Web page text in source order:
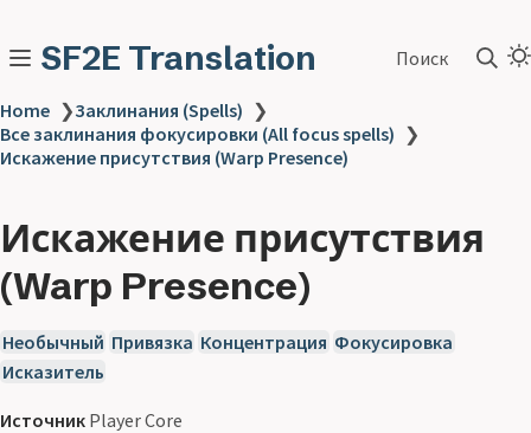
SF2E Translation Поиск
Home ❯Заклинания (Spells) ❯
Все заклинания фокусировки (All focus spells) ❯
Искажение присутствия (Warp Presence)
Искажение присутствия
(Warp Presence)
Необычный Привязка Концентрация Фокусировка
Исказитель
Источник Player Core